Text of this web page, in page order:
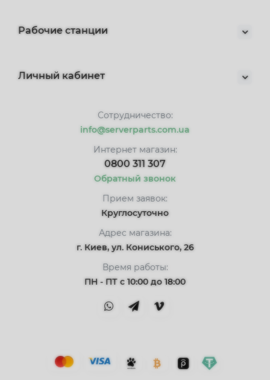
Рабочие станции
Личный кабинет
Сотрудничество:
info@serverparts.com.ua
Интернет магазин:
0800 311 307
Обратный звонок
Прием заявок:
Круглосуточно
Адрес магазина:
г. Киев, ул. Кониського, 26
Время работы:
ПН - ПТ с 10:00 до 18:00